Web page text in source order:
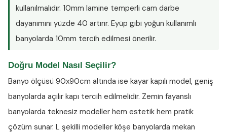
kullanılmalıdır. 10mm lamine temperli cam darbe
dayanımını yüzde 40 artırır. Eyüp gibi yoğun kullanımlı
banyolarda 10mm tercih edilmesi önerilir.
Doğru Model Nasıl Seçilir?
Banyo ölçüsü 90x90cm altında ise kayar kapılı model, geniş
banyolarda açılır kapı tercih edilmelidir. Zemin fayanslı
banyolarda teknesiz modeller hem estetik hem pratik
çözüm sunar. L şekilli modeller köşe banyolarda mekan